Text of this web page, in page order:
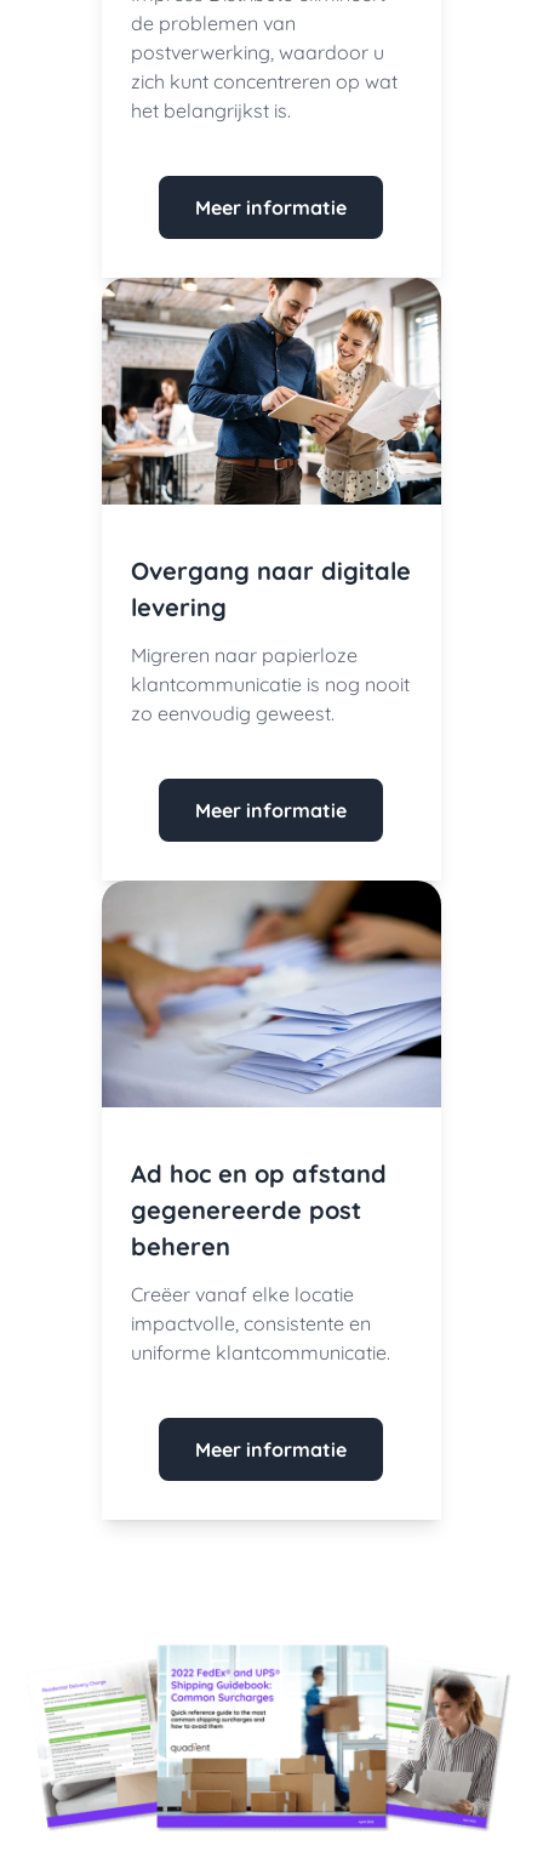
de problemen van
postverwerking, waardoor u
zich kunt concentreren op wat
het belangrijkst is.
Meer informatie
Overgang naar digitale
levering
Migreren naar papierloze
klantcommunicatie is nog nooit
zo eenvoudig geweest.
Meer informatie
Ad hoc en op afstand
gegenereerde post
beheren
Creëer vanaf elke locatie
impactvolle, consistente en
uniforme klantcommunicatie.
Meer informatie